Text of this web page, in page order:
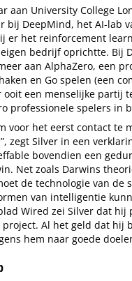
aan University College
bij DeepMind, het AI-lab
er het reinforcement
bedrijf oprichtte. Bij
aan AlphaZero, een
en Go spelen (een
ooit een menselijke partij
professionele spelers in
voor het eerst contact te
zegt Silver in een
bovendien een
Net zoals Darwins
de technologie van de
van intelligentie
Wired zei Silver dat hij
Al het geld dat hij
hem naar goede